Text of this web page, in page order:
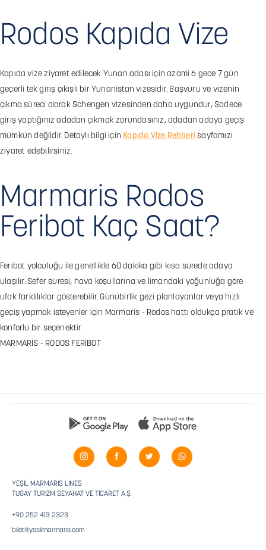
Rodos Kapıda Vize
Kapıda vize ziyaret edilecek Yunan adası için azami 6 gece 7 gün
geçerli tek giriş çıkışlı bir Yunanistan vizesidir. Başvuru ve vizenin
çıkma süreci olarak Schengen vizesinden daha uygundur, Sadece
giriş yaptığınız adadan çıkmak zorundasınız, adadan adaya geçiş
mümkün değildir. Detaylı bilgi için Kapıda Vize Rehberi sayfamızı
ziyaret edebilirsiniz.
Marmaris Rodos
Feribot Kaç Saat?
Feribot yolculuğu ile genellikle 60 dakika gibi kısa sürede adaya
ulaşılır. Sefer süresi, hava koşullarına ve limandaki yoğunluğa göre
ufak farklılıklar gösterebilir. Günübirlik gezi planlayanlar veya hızlı
geçiş yapmak isteyenler için Marmaris - Rodos hattı oldukça pratik ve
konforlu bir seçenektir.
MARMARİS - RODOS FERİBOT
YEŞİL MARMARİS LİNES
TUGAY TURİZM SEYAHAT VE TİCARET A.Ş.
+90 252 413 2323
bilet@yesilmarmaris.com